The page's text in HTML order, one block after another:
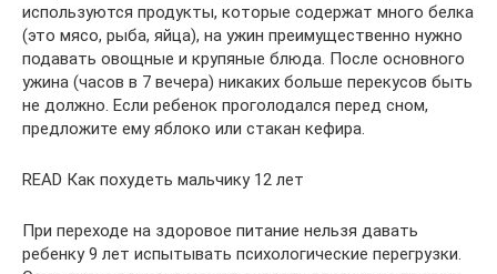
используются продукты, которые содержат много белка
(это мясо, рыба, яйца), на ужин преимущественно нужно
подавать овощные и крупяные блюда. После основного
ужина (часов в 7 вечера) никаких больше перекусов быть
не должно. Если ребенок проголодался перед сном,
предложите ему яблоко или стакан кефира.
READ Как похудеть мальчику 12 лет
При переходе на здоровое питание нельзя давать
ребенку 9 лет испытывать психологические перегрузки.